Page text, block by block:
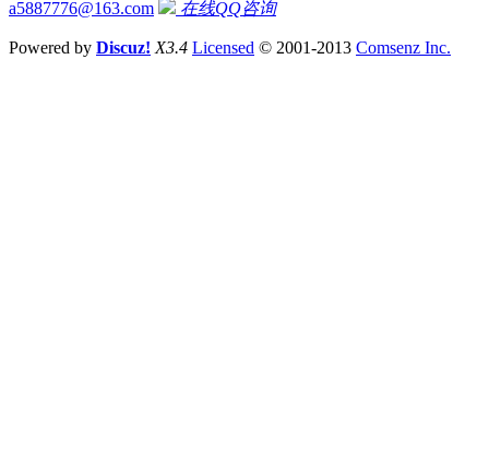
a5887776@163.com 在线QQ咨询
Powered by Discuz! X3.4 Licensed © 2001-2013 Comsenz Inc.